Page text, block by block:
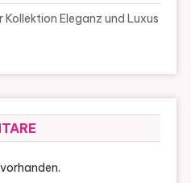
Eleganz und Luxus